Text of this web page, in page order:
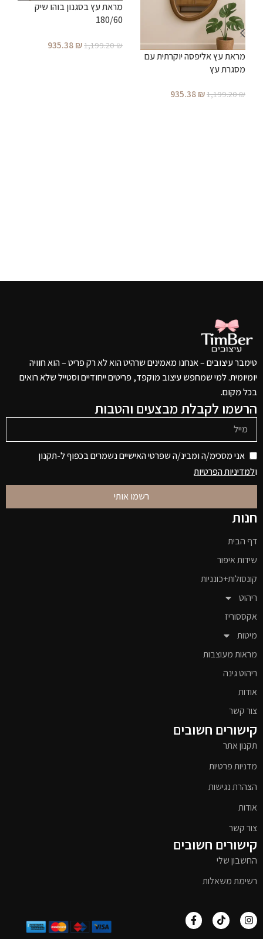
מראת עץ אליפסה יוקרתית עם
מסגרת עץ
1,199.20₪
935.38₪
מראת עץ בסגנון בוהו שיק
180/60
1,199.20₪
935.38₪
טימבר עיצובים – אנחנו מאמינים שרהיט הוא לא רק פריט – הוא חוויה
יומיומית. למי שמחפש עיצוב מוקפד, פריטים ייחודיים וסטייל שלא רואים
בכל מקום.
הרשמו לקבלת מבצעים והטבות
אני מסכימ/ה ומבינ/ה שפרטי האישיים נשמרים בכפוף ל-תקנון
ולמדיניות הפרטיות
רשמו אותי
חנות
דף הבית
שידות איפור
קונסולות+כונניות
ריהוט
אקססוריז
מיטות
מראות מעוצבות
ריהוט גינה
אודות
צור קשר
קישורים חשובים
תקנון אתר
מדניות פרטיות
הצהרת נגישות
אודות
צור קשר
קישורים חשובים
החשבון שלי
רשימת משאלות